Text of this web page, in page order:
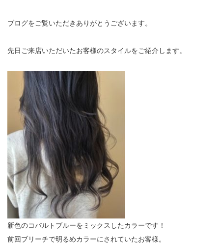
ブログをご覧いただきありがとうございます。
先日ご来店いただいたお客様のスタイルをご紹介します。
新色のコバルトブルーをミックスしたカラーです！
前回ブリーチで明るめカラーにされていたお客様。